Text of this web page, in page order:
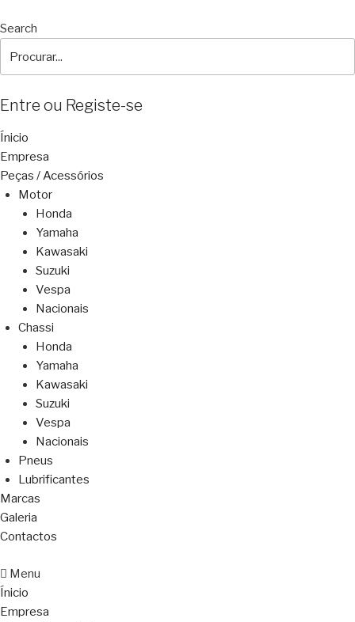
Search
Entre ou Registe-se
Ínicio
Empresa
Peças / Acessórios
Motor
Honda
Yamaha
Kawasaki
Suzuki
Vespa
Nacionais
Chassi
Honda
Yamaha
Kawasaki
Suzuki
Vespa
Nacionais
Pneus
Lubrificantes
Marcas
Galeria
Contactos
Menu
Ínicio
Empresa